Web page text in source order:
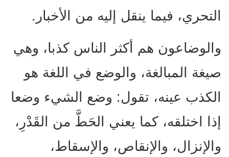
التحري، فيما ينقل إليه من الأخبار.
والوضاعون هم أكثر الناس كذبا، وهي
صيغة المبالغة، والوضع في اللغة هو
الكذب عينه، تقول: وضع الشيء وضعا
إذا اختلقه، كما يعني الحَطَّ من القَدْرِ،
والإنزال، والإنقاص، والإسقاط،